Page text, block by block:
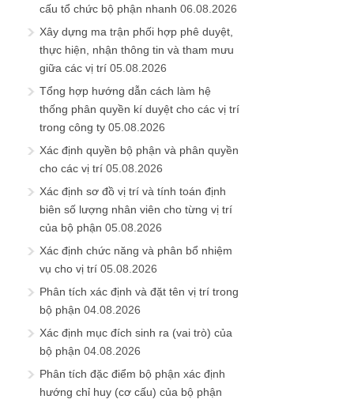
cấu tổ chức bộ phận nhanh 06.08.2026
Xây dựng ma trận phối hợp phê duyệt,
thực hiện, nhận thông tin và tham mưu
giữa các vị trí 05.08.2026
Tổng hợp hướng dẫn cách làm hệ
thống phân quyền kí duyệt cho các vị trí
trong công ty 05.08.2026
Xác định quyền bộ phận và phân quyền
cho các vị trí 05.08.2026
Xác định sơ đồ vị trí và tính toán định
biên số lượng nhân viên cho từng vị trí
của bộ phận 05.08.2026
Xác định chức năng và phân bổ nhiệm
vụ cho vị trí 05.08.2026
Phân tích xác định và đặt tên vị trí trong
bộ phận 04.08.2026
Xác định mục đích sinh ra (vai trò) của
bộ phận 04.08.2026
Phân tích đặc điểm bộ phận xác định
hướng chỉ huy (cơ cấu) của bộ phận